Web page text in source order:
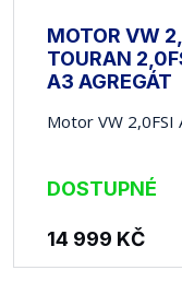
MOTOR VW
TOURAN
A3 AGREGÁT
Motor VW 2,0FSI
DOSTUPNÉ
14 999 KČ